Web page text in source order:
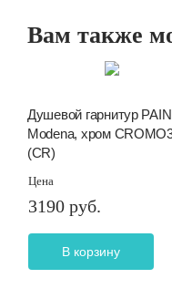
Вам также
Душевой гарнитур
Modena, хром
(CR)
Цена
3190 руб.
В корзину